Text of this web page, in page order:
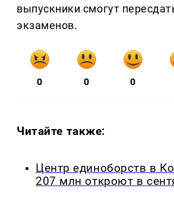
выпускники смогут
экзаменов.
0 0 0
Читайте также:
Центр единоборств в
207 млн откроют в